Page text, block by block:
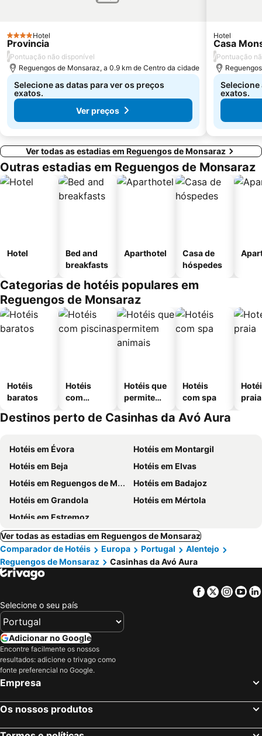
4 Estrelas
Hotel
Provincia
/Pontuação não disponível
Reguengos de Monsaraz, a 0.9 km de Centro da cidade
Selecione as datas para ver os preços
exatos.
Ver preços
Hotel
Casa
/Pontuação
Selecione
exatos.
Ver todas as estadias em Reguengos de Monsaraz
Outras estadias em Reguengos de Monsaraz
Hotel
Bed and
breakfasts
Aparthotel
Casa de
hóspedes
Categorias de hotéis populares em
Reguengos de Monsaraz
Hotéis
baratos
Hotéis
com
Hotéis que
permitem
Hotéis
com spa
praia
Destinos perto de Casinhas da Avó Aura
Hotéis em Évora
Hotéis em Montargil
Hotéis em Beja
Hotéis em Elvas
Hotéis em Reguengos de Monsaraz
Hotéis em Badajoz
Hotéis em Grandola
Hotéis em Mértola
Hotéis em Estremoz
Ver todas as estadias em Reguengos de Monsaraz
Comparador de Hotéis
Europa Portugal
Alentejo
Reguengos de Monsaraz
Casinhas da Avó Aura
Facebook
Twitter
Selecione o seu país
Adicionar no Google
Encontre facilmente os nossos
resultados: adicione o trivago como
fonte preferencial no Google.
Empresa
Os nossos produtos